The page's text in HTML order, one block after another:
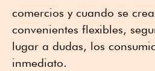
comercios y cuando se
convenientes flexibles,
lugar a dudas, los
inmediato.